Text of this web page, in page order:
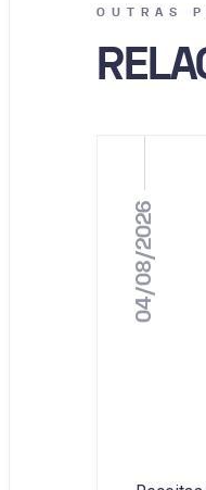
OUTRAS
04/08/2026